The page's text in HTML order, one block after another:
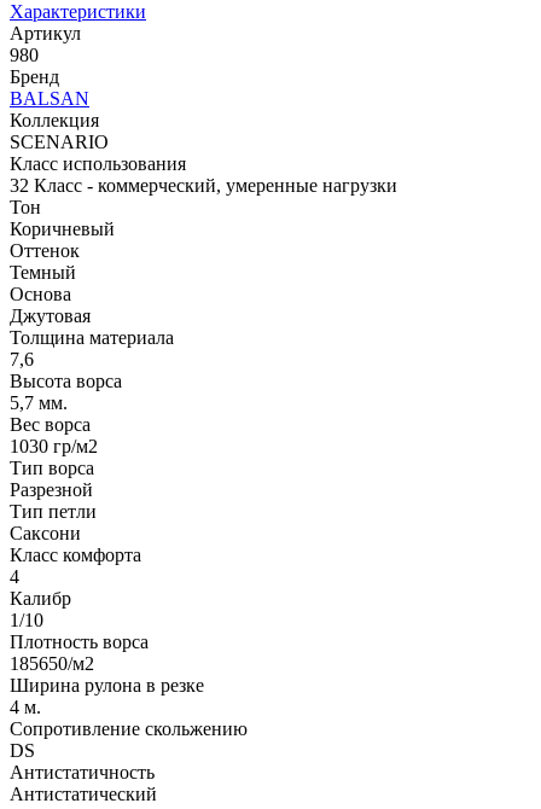
Характеристики
Артикул
980
Бренд
BALSAN
Коллекция
SCENARIO
Класс использования
32 Класс - коммерческий, умеренные нагрузки
Тон
Коричневый
Оттенок
Темный
Основа
Джутовая
Толщина материала
7,6
Высота ворса
5,7 мм.
Вес ворса
1030 гр/м2
Тип ворса
Разрезной
Тип петли
Саксони
Класс комфорта
4
Калибр
1/10
Плотность ворса
185650/м2
Ширина рулона в резке
4 м.
Сопротивление скольжению
DS
Антистатичность
Антистатический